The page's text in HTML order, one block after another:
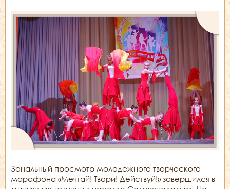
Зональный просмотр молодежного творческого
марафона «Мечтай! Твори! Действуй!» завершился в